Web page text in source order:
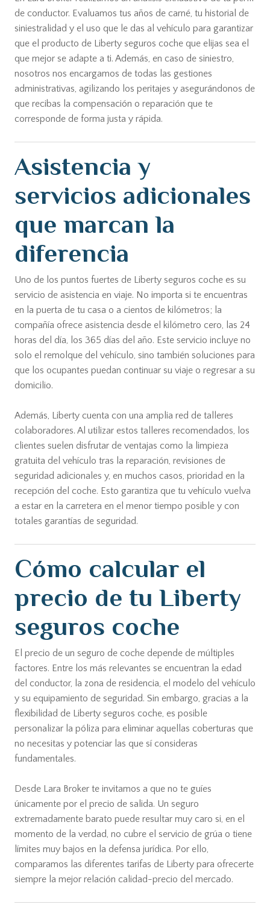
de conductor. Evaluamos tus años de carné, tu historial de
siniestralidad y el uso que le das al vehículo para garantizar
que el producto de Liberty seguros coche que elijas sea el
que mejor se adapte a ti. Además, en caso de siniestro,
nosotros nos encargamos de todas las gestiones
administrativas, agilizando los peritajes y asegurándonos de
que recibas la compensación o reparación que te
corresponde de forma justa y rápida.
Asistencia y
servicios adicionales
que marcan la
diferencia
Uno de los puntos fuertes de Liberty seguros coche es su
servicio de asistencia en viaje. No importa si te encuentras
en la puerta de tu casa o a cientos de kilómetros; la
compañía ofrece asistencia desde el kilómetro cero, las 24
horas del día, los 365 días del año. Este servicio incluye no
solo el remolque del vehículo, sino también soluciones para
que los ocupantes puedan continuar su viaje o regresar a su
domicilio.
Además, Liberty cuenta con una amplia red de talleres
colaboradores. Al utilizar estos talleres recomendados, los
clientes suelen disfrutar de ventajas como la limpieza
gratuita del vehículo tras la reparación, revisiones de
seguridad adicionales y, en muchos casos, prioridad en la
recepción del coche. Esto garantiza que tu vehículo vuelva
a estar en la carretera en el menor tiempo posible y con
totales garantías de seguridad.
Cómo calcular el
precio de tu Liberty
seguros coche
El precio de un seguro de coche depende de múltiples
factores. Entre los más relevantes se encuentran la edad
del conductor, la zona de residencia, el modelo del vehículo
y su equipamiento de seguridad. Sin embargo, gracias a la
flexibilidad de Liberty seguros coche, es posible
personalizar la póliza para eliminar aquellas coberturas que
no necesitas y potenciar las que sí consideras
fundamentales.
Desde Lara Broker te invitamos a que no te guíes
únicamente por el precio de salida. Un seguro
extremadamente barato puede resultar muy caro si, en el
momento de la verdad, no cubre el servicio de grúa o tiene
límites muy bajos en la defensa jurídica. Por ello,
comparamos las diferentes tarifas de Liberty para ofrecerte
siempre la mejor relación calidad-precio del mercado.